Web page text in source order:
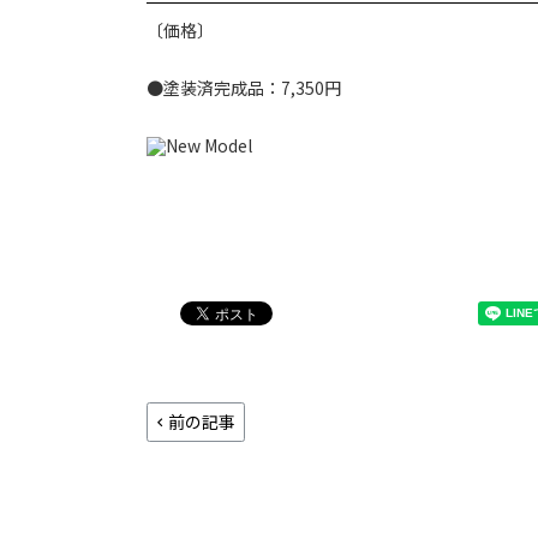
〔価格〕
●塗装済完成品：7,350円
前の記事